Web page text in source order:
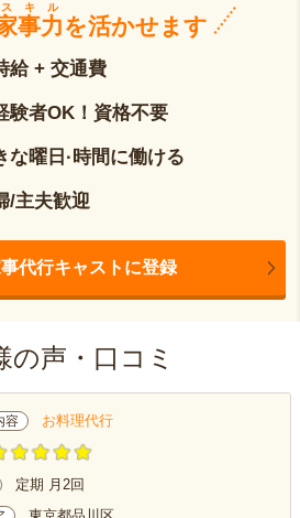
事力
スキル
を活かせます
給 + 交通費
験者OK！資格不要
な曜日·時間に働ける
/主夫歓迎
代行キャストに登録
の声・口コミ
容 お料理代行
定期 月2回